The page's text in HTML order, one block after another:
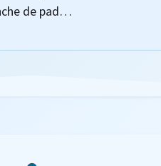
de pad…